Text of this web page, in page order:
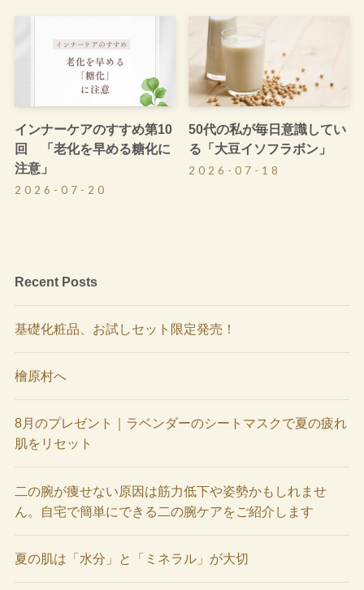
インナーケアのすすめ第10
回 「老化を早める糖化に
注意」
2026-07-20
50代の私が毎日意識してい
る「大豆イソフラボン」
2026-07-18
Recent Posts
基礎化粧品、お試しセット限定発売！
檜原村へ
8月のプレゼント｜ラベンダーのシートマスクで夏の疲れ
肌をリセット
二の腕が痩せない原因は筋力低下や姿勢かもしれませ
ん。自宅で簡単にできる二の腕ケアをご紹介します
夏の肌は「水分」と「ミネラル」が大切